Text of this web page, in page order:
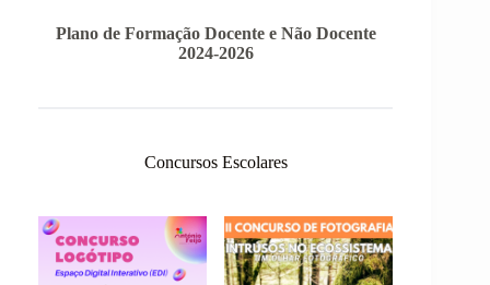
Plano de Formação Docente e Não Docente
2024-2026
Concursos Escolares